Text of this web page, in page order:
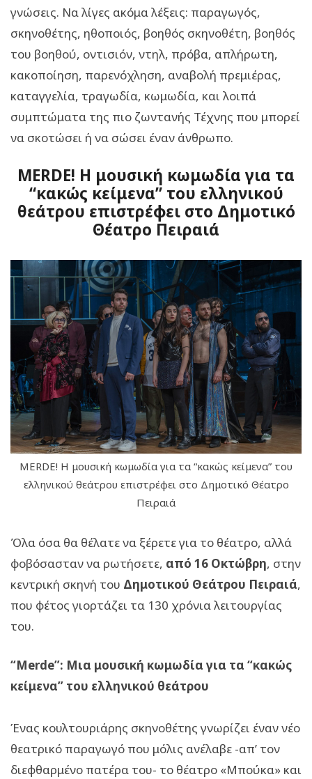
γνώσεις. Να λίγες ακόμα λέξεις: παραγωγός,
σκηνοθέτης, ηθοποιός, βοηθός σκηνοθέτη, βοηθός
του βοηθού, οντισιόν, ντηλ, πρόβα, απλήρωτη,
κακοποίηση, παρενόχληση, αναβολή πρεμιέρας,
καταγγελία, τραγωδία, κωμωδία, και λοιπά
συμπτώματα της πιο ζωντανής Τέχνης που μπορεί
να σκοτώσει ή να σώσει έναν άνθρωπο.
MERDE! H μουσική κωμωδία για τα
“κακώς κείμενα” του ελληνικού
θεάτρου επιστρέφει στο Δημοτικό
Θέατρο Πειραιά
MERDE! H μουσική κωμωδία για τα “κακώς κείμενα” του
ελληνικού θεάτρου επιστρέφει στο Δημοτικό Θέατρο
Πειραιά
Όλα όσα θα θέλατε να ξέρετε για το θέατρο, αλλά
φοβόσασταν να ρωτήσετε, από 16 Οκτώβρη, στην
κεντρική σκηνή του Δημοτικού Θεάτρου Πειραιά,
που φέτος γιορτάζει τα 130 χρόνια λειτουργίας
του.
“Merde”: Μια μουσική κωμωδία για τα “κακώς
κείμενα” του ελληνικού θεάτρου
Ένας κουλτουριάρης σκηνοθέτης γνωρίζει έναν νέο
θεατρικό παραγωγό που μόλις ανέλαβε -απ’ τον
διεφθαρμένο πατέρα του- το θέατρο «Μπούκα» και